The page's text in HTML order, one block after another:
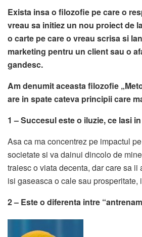
Exista insa o filozofie pe care o
vreau sa initiez un nou proiect de
o carte pe care o vreau scrisa si
marketing pentru un client sau o
gandesc.
Am denumit aceasta filozofie
are in spate cateva principii care
1 – Succesul este o iluzie, ce lasi
Asa ca ma concentrez pe impactul
societate si va dainui dincolo de
traiesc o viata decenta, dar care sa
isi gaseasca o cale sau prosperitate,
2 – Este o diferenta intre